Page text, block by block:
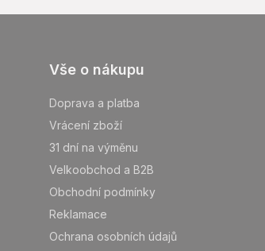
Vše o nákupu
Doprava a platba
Vrácení zboží
31 dní na výměnu
Velkoobchod a B2B
Obchodní podmínky
Reklamace
Ochrana osobních údajů